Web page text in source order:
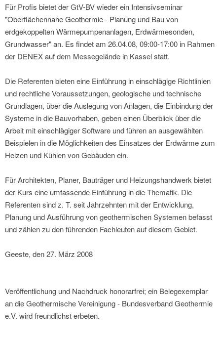
Für Profis bietet der GtV-BV wieder ein Intensivseminar
"Oberflächennahe Geothermie - Planung und Bau von
erdgekoppelten Wärmepumpenanlagen, Erdwärmesonden,
Grundwasser" an. Es findet am 26.04.08, 09:00-17:00 in Rahmen
der DENEX auf dem Messegelände in Kassel statt.
Die Referenten bieten eine Einführung in einschlägige Richtlinien
und rechtliche Voraussetzungen, geologische und technische
Grundlagen, über die Auslegung von Anlagen, die Einbindung der
Systeme in die Bauvorhaben, geben einen Überblick über die
Arbeit mit einschlägiger Software und führen an ausgewählten
Beispielen in die Möglichkeiten des Einsatzes der Erdwärme zum
Heizen und Kühlen von Gebäuden ein.
Für Architekten, Planer, Bauträger und Heizungshandwerk bietet
der Kurs eine umfassende Einführung in die Thematik. Die
Referenten sind z. T. seit Jahrzehnten mit der Entwicklung,
Planung und Ausführung von geothermischen Systemen befasst
und zählen zu den führenden Fachleuten auf diesem Gebiet.
Geeste, den 27. März 2008
Veröffentlichung und Nachdruck honorarfrei; ein Belegexemplar
an die Geothermische Vereinigung - Bundesverband Geothermie
e.V. wird freundlichst erbeten.